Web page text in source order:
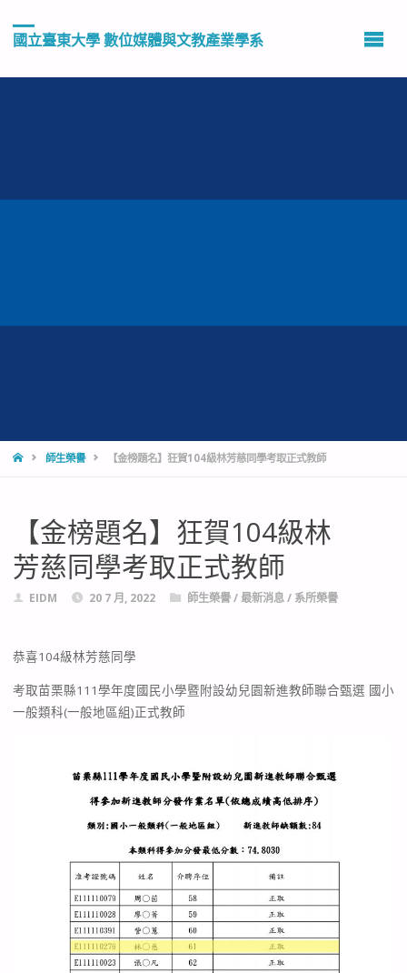
國立臺東大學 數位媒體與文教產業學系
師生榮譽 【金榜題名】狂賀104級林芳慈同學考取正式教師
【金榜題名】狂賀104級林
芳慈同學考取正式教師
EIDM 20 7 月, 2022 師生榮譽/最新消息/ 系所榮譽
恭喜104級林芳慈同學
考取苗栗縣111學年度國民小學暨附設幼兒園新進教師聯合甄選 國小
一般類科(一般地區組)正式教師